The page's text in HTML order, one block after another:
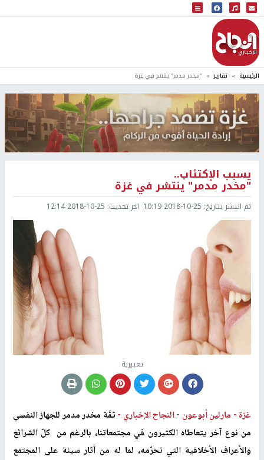
البث المباشر
إذاعة النجاح
الرئيسية تقارير "مخدر مدمر" ينتشر في غزة
يسبب الإكتئاب..
"مخدر مدمر" ينتشر في غزة
تم النشر بتاريخ: 2018-10-25 10:19 اخر تحديث: 2018-10-25 12:14
تعبيرية
غزة - مارلين أبوعون -النجاح الإخباري -ثمَّة مخدر مدمر للجهاز النفسي
من نوع آخر يتعاطاه الكثيرون في مجتمعاتنا، بالرغم من كلّ الشرائع
والأعراف الأخلاقية التي تحرّمه، لما له من آثار سيئة على المجتمع